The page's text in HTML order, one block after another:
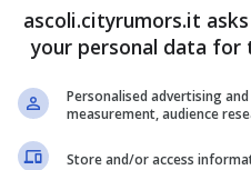
richiesta,
(la modulistica
ascoli.cityrumors.it
your personal data for
Personalised advertising
measurement, audience
Store and/or access